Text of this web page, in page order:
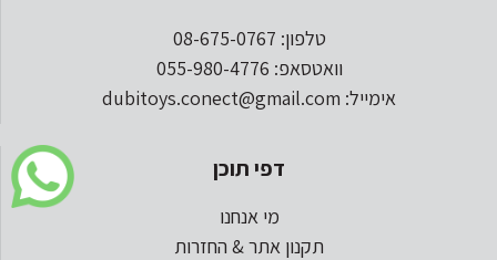
טלפון: 08-675-0767
וואטסאפ: 055-980-4776
אימייל: dubitoys.conect@gmail.com
דפי תוכן
מי אנחנו
תקנון אתר & החזרות